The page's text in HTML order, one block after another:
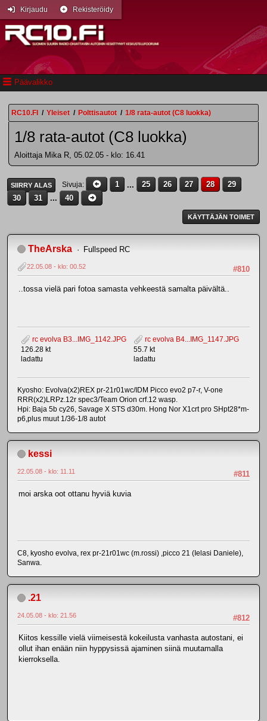
Päävalikko
Kirjaudu Rekisteröidy
RC10.FI / Yleiset / Polttisautot / 1/8 rata-autot (C8 luokka)
1/8 rata-autot (C8 luokka)
Aloittaja Mika R, 05.02.05 - klo: 16.41
SIIRRY ALAS Sivuja 1 ... 25 26 27 28
29
30
31 ... 40
KÄYTTÄJÄN TOIMET
TheArska Fullspeed RC
#810
22.05.08 - klo: 00.52
..tossa vielä pari fotoa samasta vehkeestä samalta päivältä..
rc evolva B3...IMG_1142.JPG
126.28 kt
ladattu
rc evolva B4...IMG_1147.JPG
55.7 kt
ladattu
Kyosho: Evolva(x2)REX pr-21r01wc/IDM Picco evo2 p7-r, V-one
RRR(x2)LRPz.12r spec3/Team Orion crf.12 wasp.
Hpi: Baja 5b cy26, Savage X STS d30m. Hong Nor X1crt pro SHpt28*m-
p6,plus muut 1/36-1/8 autot
kessi
#811
22.05.08 - klo: 11.11
moi arska oot ottanu hyviä kuvia
C8, kyosho evolva, rex pr-21r01wc (m.rossi) ,picco 21 (Ielasi Daniele),
Sanwa.
.21
#812
24.05.08 - klo: 21.56
Kiitos kessille vielä viimeisestä kokeilusta vanhasta autostani, ei
ollut ihan enään niin hyppysissä ajaminen siinä muutamalla
kierroksella.